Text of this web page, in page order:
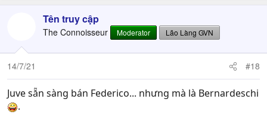
Tên truy cập
The Connoisseur Moderator Lão Làng GVN
14/7/21 #18
Juve sẵn sàng bán Federico... nhưng mà là Bernardeschi
.